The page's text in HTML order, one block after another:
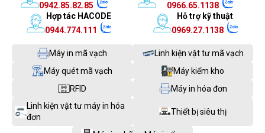
0942.85.82.85
0966.65.1138
Hợp tác HACODE
0944.774.111
Hỗ trợ kỹ thuật
0969.27.1138
Máy in mã vạch
Linh kiện vật tư mã vạch
Máy quét mã vạch
Máy kiểm kho
RFID
Máy in hóa đơn
Linh kiện vật tư máy in hóa
đơn
Thiết bị siêu thị